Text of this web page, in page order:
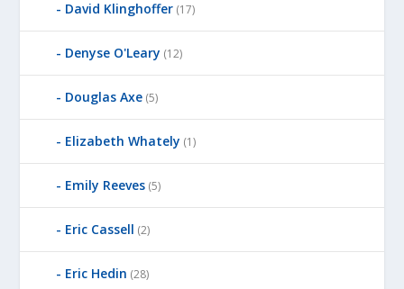
David Klinghoffer (17)
Denyse O'Leary (12)
Douglas Axe (5)
Elizabeth Whately (1)
Emily Reeves (5)
Eric Cassell (2)
Eric Hedin (28)